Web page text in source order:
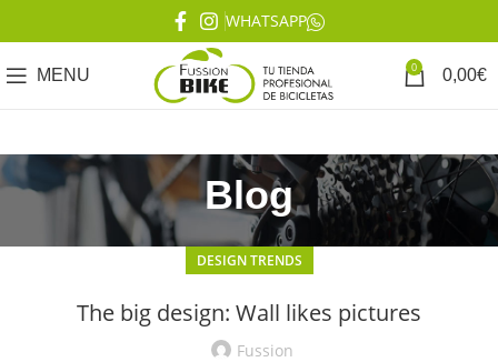
WHATSAPP
MENU 0 0,00€
Blog
DESIGN TRENDS
The big design: Wall likes pictures
Fussion